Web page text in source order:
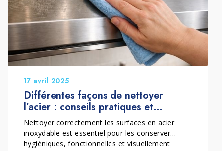
nettoyer la friteuse à air. Le tout avec des
méthodes maison et une solution écologique
simple, pour un résultat plus complet, sans
risquer d’abîmer les surfaces.
17 avril 2025
Différentes façons de nettoyer
l’acier : conseils pratiques et
produits idéaux
Nettoyer correctement les surfaces en acier
inoxydable est essentiel pour les conserver
hygiéniques, fonctionnelles et visuellement